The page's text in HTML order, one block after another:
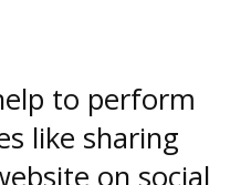
to perform
like sharing
on social